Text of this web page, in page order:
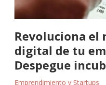
Revoluciona
digital de tu
Despegue
Emprendimiento y Startups